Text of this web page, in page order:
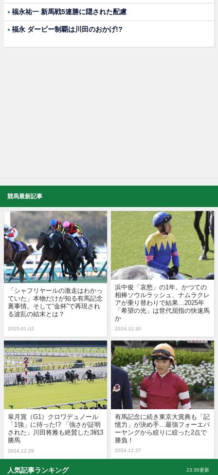
福永祐一 新馬戦5連勝に隠された配慮
福永 ダービー制覇は川田のおかげ!?
競馬最新記事
「シャフリヤールの激走はわかっ
ていた」本物だけが知る有馬記念
裏事情。そして“金杯”で再現され
る波乱の結末とは？
2025.01.02
浜中俊「哀愁」の1年。かつての
相棒ソウルラッシュ、ナムラクレ
アが乗り替わりで結果…2025年
「希望の光」は世代屈指の快速馬
か
2024.12.30
皐月賞（G1）クロワデュノール
「1強」に待った!? 「強さが証明
された」川田将雅も絶賛した3戦3
勝馬
2024.12.29
有馬記念に続き東京大賞典も「記
憶力」が決め手…最強フォーエバ
ーヤングから絞りに絞った2点で
勝負！
2024.12.27
人気記事ランキング 23:30更新